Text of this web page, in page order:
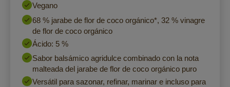
Vegano
68 % jarabe de flor de coco orgánico*, 32 % vinagre
de flor de coco orgánico
Ácido: 5 %
Sabor balsámico agridulce combinado con la nota
malteada del jarabe de flor de coco orgánico puro
Versátil para sazonar, refinar, marinar e incluso para